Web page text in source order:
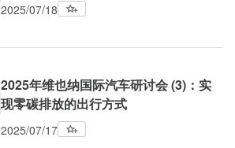
2025/07/18
2025年维也纳国际汽车研讨会 (3)：实
现零碳排放的出行方式
2025/07/17